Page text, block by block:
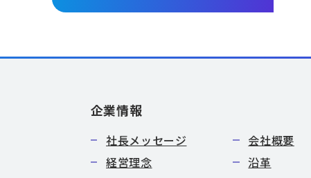
企業情報
社長メッセージ
会社概要
経営理念
沿革